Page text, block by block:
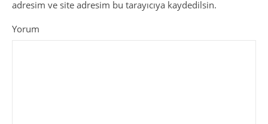
adresim ve site adresim bu tarayıcıya kaydedilsin.
Yorum